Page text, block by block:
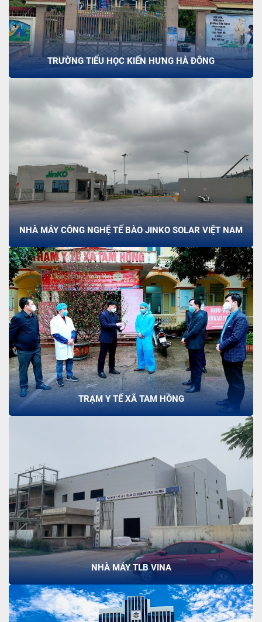
TRƯỜNG TIỂU HỌC KIẾN HƯNG HÀ ĐÔNG
NHÀ MÁY CÔNG NGHỆ TẾ BÀO JINKO SOLAR VIỆT NAM
TRẠM Y TẾ XÃ TAM HỒNG
NHÀ MÁY TLB VINA